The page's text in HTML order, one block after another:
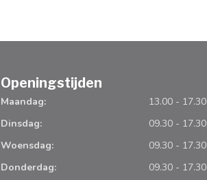
Openingstijden
Maandag:
13.00 - 17.30
Dinsdag:
09.30 - 17.30
Woensdag:
09.30 - 17.30
Donderdag:
09.30 - 17.30